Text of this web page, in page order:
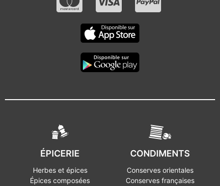
ÉPICERIE
Herbes et épices
Épices composées
CONDIMENTS
Conserves orientales
Conserves françaises